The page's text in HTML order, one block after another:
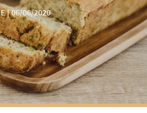
| 06/06/2020